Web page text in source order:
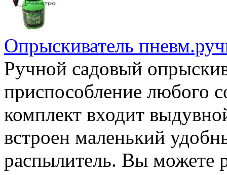
Опрыскиватель
Ручной садовый
приспособление любого
комплект входит
встроен маленький
распылитель. Вы можете